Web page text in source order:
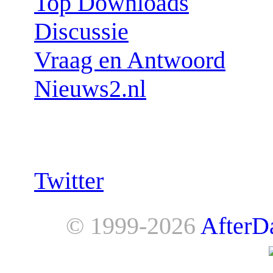
Discussie
Vraag en Antwoord
Nieuws2.nl
Twitter
© 1999-2026